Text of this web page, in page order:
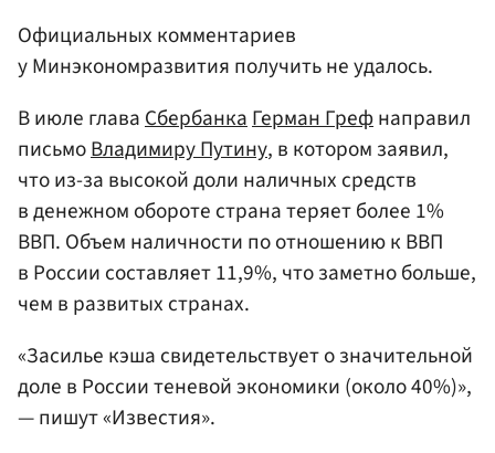
Официальных комментариев
у Минэкономразвития получить не удалось.
В июле главаСбербанкаГерман Грефнаправил
письмоВладимиру Путину, в котором заявил,
что из-за высокой доли наличных средств
в денежном обороте страна теряет более 1%
ВВП. Объем наличности по отношению к ВВП
в России составляет 11,9%, что заметно больше,
чем в развитых странах.
«Засилье кэша свидетельствует о значительной
доле в России теневой экономики (около 40%)»,
— пишут «Известия».